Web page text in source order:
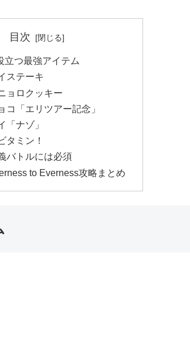
目次
立つ最強アイテム
ステーキ
ョロクッキー
コ「エリツアー記念」
「ナゾ」
タミン！
バトルには必須
to Everness攻略まとめ